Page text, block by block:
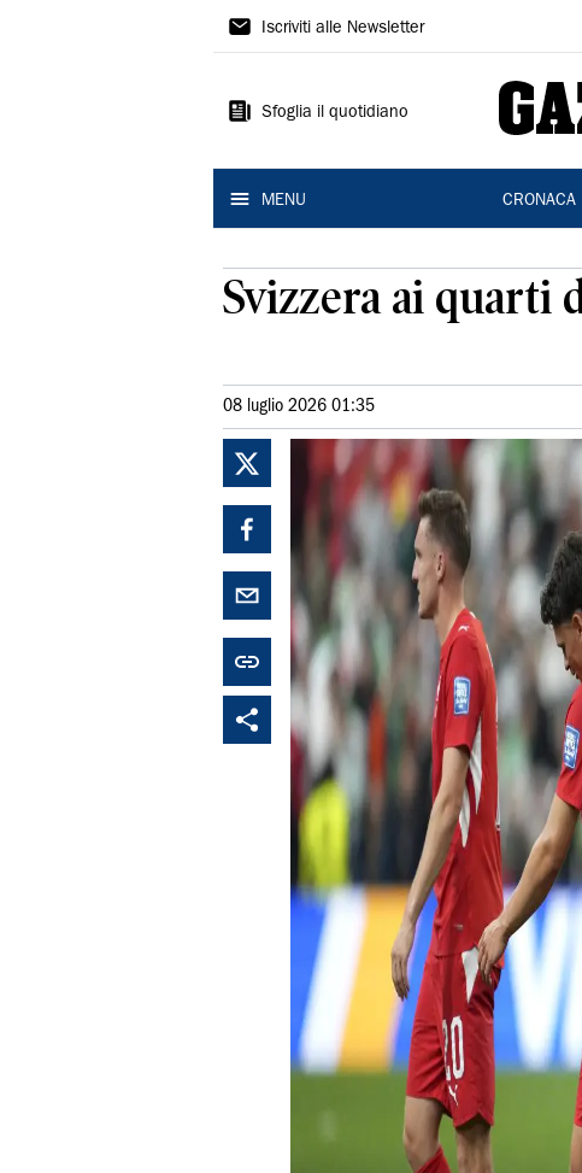
Gazzetta
Modena
Iscriviti alle Newsletter
Sfoglia il quotidiano
MENU CRONACA
Svizzera ai quarti
08 luglio 2026 01:35